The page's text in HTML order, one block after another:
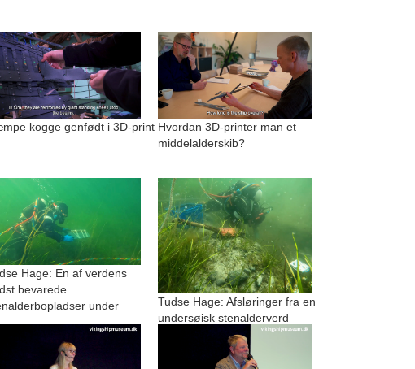
kogge genfødt i 3D-print Hvordan 3D-printer man et
middelalderskib?
Hage: En af verdens
bevarede
under
Tudse Hage: Afsløringer fra en
undersøisk stenalderverd